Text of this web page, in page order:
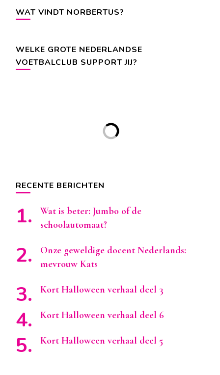
WAT VINDT NORBERTUS?
WELKE GROTE NEDERLANDSE
VOETBALCLUB SUPPORT JIJ?
RECENTE BERICHTEN
Wat is beter: Jumbo of de
schoolautomaat?
Onze geweldige docent Nederlands:
mevrouw Kats
Kort Halloween verhaal deel 3
Kort Halloween verhaal deel 6
Kort Halloween verhaal deel 5